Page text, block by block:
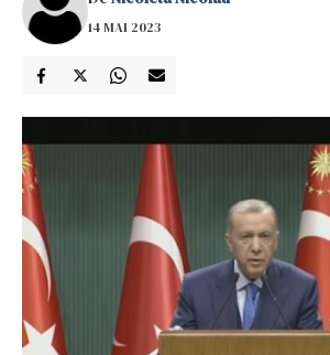
14 MAI 2023